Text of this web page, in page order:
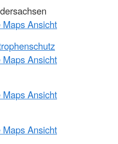
Ansicht
Ansicht
Ansicht
Ansicht